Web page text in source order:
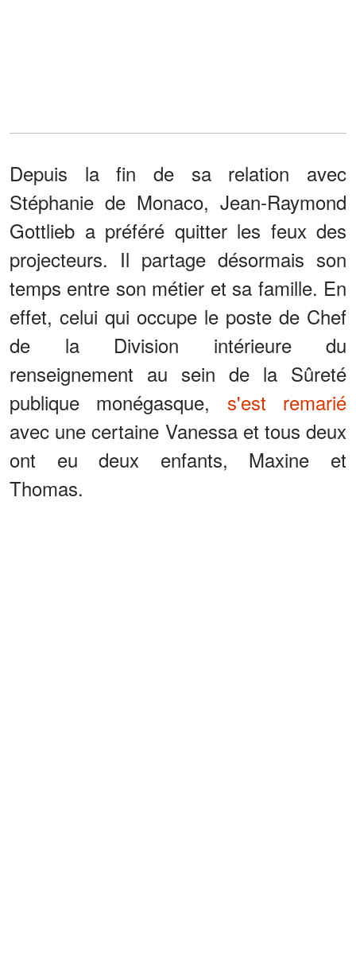
Depuis la fin de sa relation avec
Stéphanie de Monaco, Jean-Raymond
Gottlieb a préféré quitter les feux des
projecteurs. Il partage désormais son
temps entre son métier et sa famille. En
effet, celui qui occupe le poste de Chef
de la Division intérieure du
renseignement au sein de la Sûreté
publique monégasque, s'est remarié
avec une certaine Vanessa et tous deux
ont eu deux enfants, Maxine et
Thomas.